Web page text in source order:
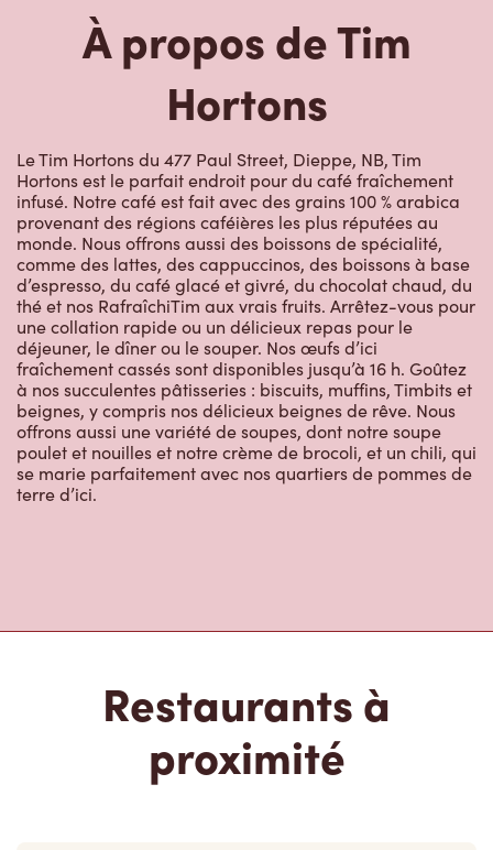
À propos de Tim
Hortons
Le Tim Hortons du 477 Paul Street, Dieppe, NB, Tim
Hortons est le parfait endroit pour du café fraîchement
infusé. Notre café est fait avec des grains 100 % arabica
provenant des régions caféières les plus réputées au
monde. Nous offrons aussi des boissons de spécialité,
comme des lattes, des cappuccinos, des boissons à base
d’espresso, du café glacé et givré, du chocolat chaud, du
thé et nos RafraîchiTim aux vrais fruits. Arrêtez-vous pour
une collation rapide ou un délicieux repas pour le
déjeuner, le dîner ou le souper. Nos œufs d’ici
fraîchement cassés sont disponibles jusqu’à 16 h. Goûtez
à nos succulentes pâtisseries : biscuits, muffins, Timbits et
beignes, y compris nos délicieux beignes de rêve. Nous
offrons aussi une variété de soupes, dont notre soupe
poulet et nouilles et notre crème de brocoli, et un chili, qui
se marie parfaitement avec nos quartiers de pommes de
terre d’ici.
Restaurants à
proximité